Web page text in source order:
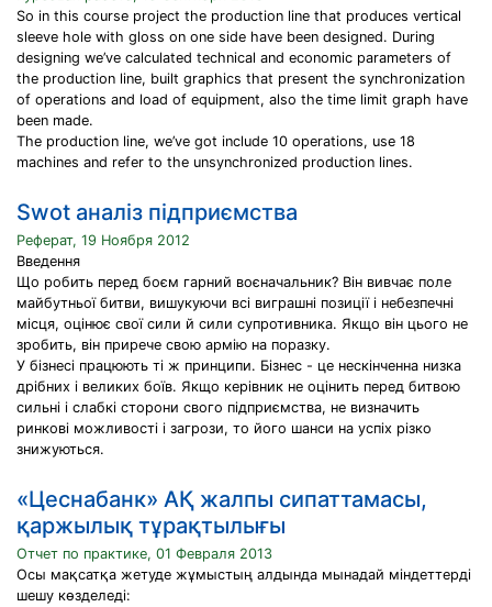
So in this course project the production line that produces vertical
sleeve hole with gloss on one side have been designed. During
designing we’ve calculated technical and economic parameters of
the production line, built graphics that present the synchronization
of operations and load of equipment, also the time limit graph have
been made.
The production line, we’ve got include 10 operations, use 18
machines and refer to the unsynchronized production lines.
Swot аналіз підприємства
Реферат, 19 Ноября 2012
Введення
Що робить перед боєм гарний воєначальник? Він вивчає поле
майбутньої битви, вишукуючи всі виграшні позиції і небезпечні
місця, оцінює свої сили й сили супротивника. Якщо він цього не
зробить, він прирече свою армію на поразку.
У бізнесі працюють ті ж принципи. Бізнес - це нескінченна низка
дрібних і великих боїв. Якщо керівник не оцінить перед битвою
сильні і слабкі сторони свого підприємства, не визначить
ринкові можливості і загрози, то його шанси на успіх різко
знижуються.
«Цеснабанк» АҚ жалпы сипаттамасы,
қаржылық тұрақтылығы
Отчет по практике, 01 Февраля 2013
Осы мақсатқа жетуде жұмыстың алдында мынадай міндеттерді
шешу көзделеді: